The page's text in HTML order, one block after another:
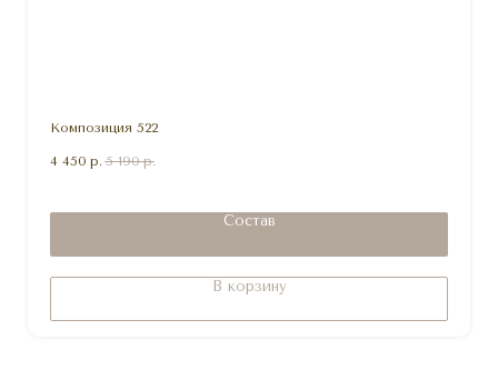
Композиция 522
4 450 р. 5 190 р.
Состав
В корзину